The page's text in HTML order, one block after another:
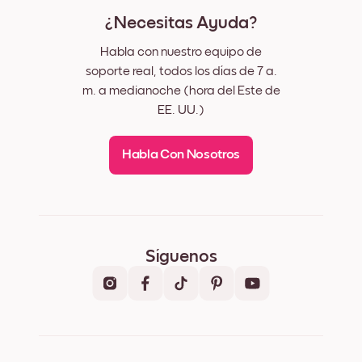
¿Necesitas Ayuda?
Habla con nuestro equipo de
soporte real, todos los días de 7 a.
m. a medianoche (hora del Este de
EE. UU.)
Habla Con Nosotros
Síguenos